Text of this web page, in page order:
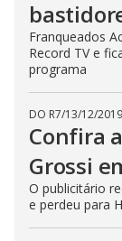
Franqueados
Record TV e
programa
DO R7/13/12/2019
Confira
Grossi
O publicitário
e perdeu para